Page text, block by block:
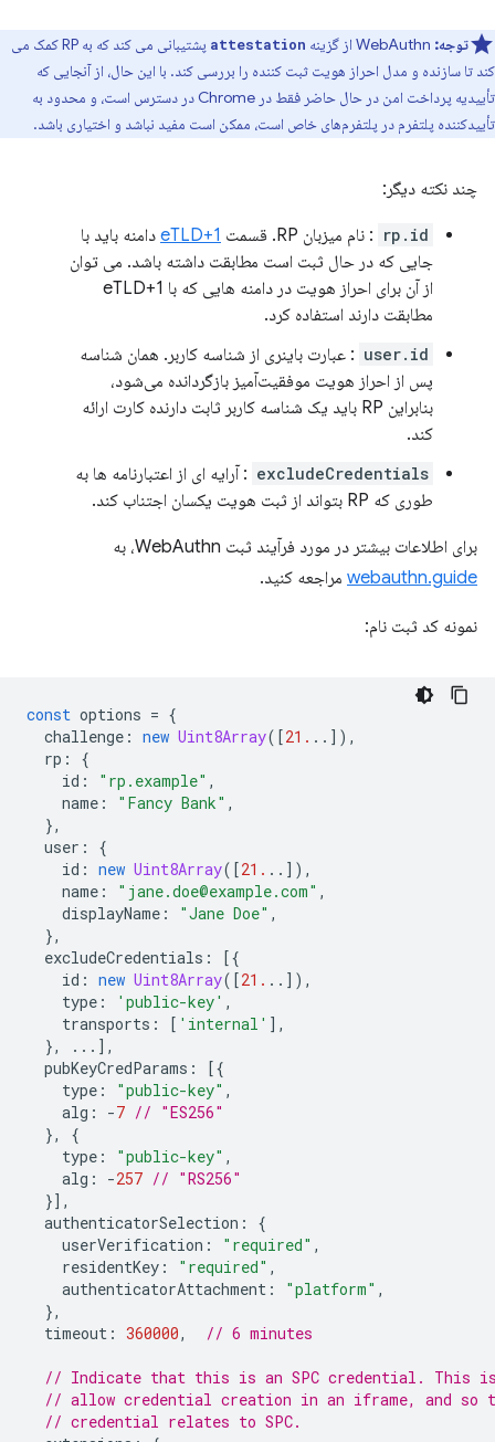
توجه: attestation
پشتیبانی می کند که به RP کمک می
کند تا سازنده و مدل احراز هویت ثبت کننده را بررسی کند. با این حال، از آنجایی که
تأییدیه پرداخت امن در حال حاضر فقط در Chrome در دسترس است، و محدود به
تأییدکننده پلتفرم در پلتفرم‌های خاص است، ممکن است مفید نباشد و اختیاری باشد.
چند نکته دیگر:
rp.id : نام میزبان RP. قسمت eTLD+1 دامنه باید با
جایی که در حال ثبت است مطابقت داشته باشد. می توان
از آن برای احراز هویت در دامنه هایی که با eTLD+1
مطابقت دارند استفاده کرد.
user.id : عبارت باینری از شناسه کاربر. همان شناسه
پس از احراز هویت موفقیت‌آمیز بازگردانده می‌شود،
بنابراین RP باید یک شناسه کاربر ثابت دارنده کارت ارائه
کند.
excludeCredentials : آرایه ای از اعتبارنامه ها به
طوری که RP بتواند از ثبت هویت یکسان اجتناب کند.
برای اطلاعات بیشتر در مورد فرآیند ثبت WebAuthn، به
webauthn.guide مراجعه کنید.
نمونه کد ثبت نام:
const options = {
challenge : new Uint8Array([21. ..]),
rp :
{
id : "rp.example" ,
name : "Fancy Bank" ,
},
user :
{
id : new Uint8Array([21. ..]),
name : "jane.doe@example.com" ,
displayName : "Jane Doe" ,
},
excludeCredentials :
[{
id : new Uint8Array([21. ..]),
type : 'public-key' ,
transports : [ 'internal' ],
},
...],
pubKeyCredParams :
[{
type : "public-key" ,
alg : -7 // "ES256"
},
{
type : "public-key" ,
alg : -257 // "RS256"
}],
authenticatorSelection :
{
userVerification : "required" ,
residentKey : "required" ,
authenticatorAttachment : "platform" ,
},
timeout : 360000, // 6 minutes
// Indicate that this is an SPC credential. This
// allow credential creation in an iframe, and so
// credential relates to SPC.